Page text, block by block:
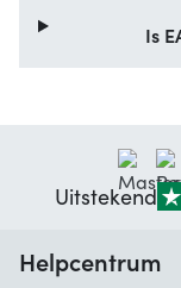
Is
Uitstekend
Helpcentrum